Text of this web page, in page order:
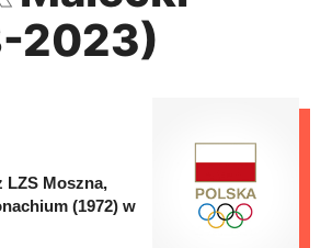
2023)
LZS Moszna,
(1972) w